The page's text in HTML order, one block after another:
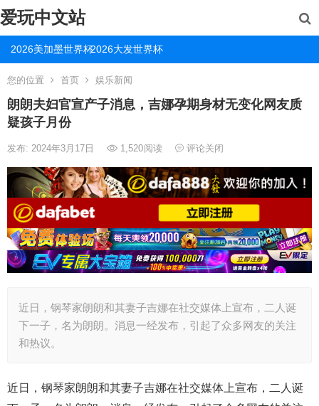
爱玩中文站
2026美加墨世界杯2026大发世界杯
您的位置 首页 娱乐新闻
朗朗夫妇官宣产子消息，吉娜孕期身材无变化网友质
疑孩子月份
发布: 2024年3月17日 1,520阅读 评论关闭
近日，钢琴家朗朗和其妻子吉娜在社交媒体上宣布，二人诞
下一子，名为朗朗。消息一经发布，引起了众多网友的关注
和热议。
近日，钢琴家朗朗和其妻子吉娜在社交媒体上宣布，二人诞